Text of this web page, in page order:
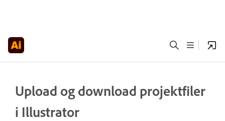
Upload og download projektfiler
i Illustrator